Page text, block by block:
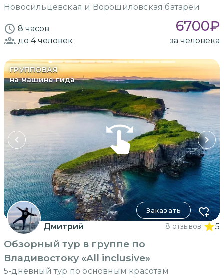
Новосильцевская и Ворошиловская батареи
8 часов 6700₽
до 4человек за человека
ГРУППОВАЯ
на машине гида
Заказать
Дмитрий 8 отзывов 5
Обзорный тур в группе по
Владивостоку «All inclusive»
5-дневный тур по основным красотам